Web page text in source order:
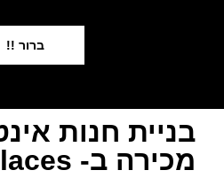
ברור !!
בניית חנות
מכירה ב- Marketplaces​